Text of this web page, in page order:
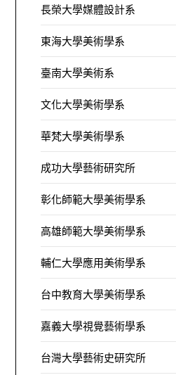
長榮大學媒體設計系
東海大學美術學系
臺南大學美術系
文化大學美術學系
華梵大學美術學系
成功大學藝術研究所
彰化師範大學美術學系
高雄師範大學美術學系
輔仁大學應用美術學系
台中教育大學美術學系
嘉義大學視覺藝術學系
台灣大學藝術史研究所